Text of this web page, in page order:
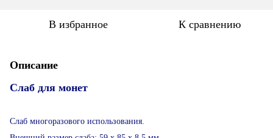
В избранное К сравнению
Описание
Слаб для монет
Слаб многоразового использования.